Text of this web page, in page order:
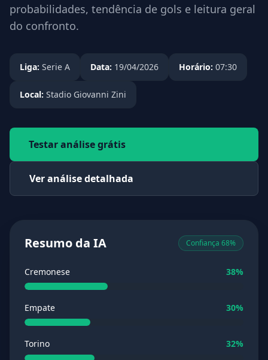
probabilidades, tendência de gols e leitura geral
do confronto.
Liga: Serie A Data: 19/04/2026 Horário: 07:30
Local: Stadio Giovanni Zini
Testar análise grátis
Ver análise detalhada
Resumo da IA Confiança 68%
Cremonese 38%
Empate 30%
Torino 32%